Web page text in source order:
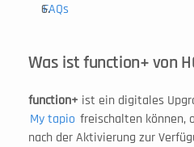
FAQs
Was ist function+ von
function+
My tapio freischalten können,
nach der Aktivierung zur